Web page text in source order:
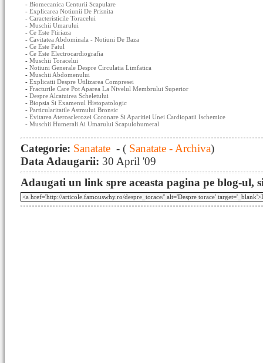
- Biomecanica Centurii Scapulare
- Explicarea Notiunii De Prisnita
- Caracteristicile Toracelui
- Muschii Umarului
- Ce Este Ftiriaza
- Cavitatea Abdominala - Notiuni De Baza
- Ce Este Fatul
- Ce Este Electrocardiografia
- Muschii Toracelui
- Notiuni Generale Despre Circulatia Limfatica
- Muschii Abdomenului
- Explicatii Despre Utilizarea Compresei
- Fracturile Care Pot Aparea La Nivelul Membrului Superior
- Despre Alcatuirea Scheletului
- Biopsia Si Examenul Histopatologic
- Particularitatile Astmului Bronsic
- Evitarea Aterosclerozei Coronare Si Aparitiei Unei Cardiopatii Ischemice
- Muschii Humerali Ai Umarului Scapulohumeral
Categorie: Sanatate - ( Sanatate - Archiva)
Data Adaugarii: 30 April '09
Adaugati un link spre aceasta pagina pe blog-ul,